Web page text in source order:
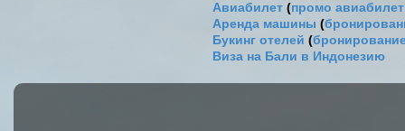
Авиабилет (промо
Аренда машины (
Букинг отелей (
Виза на Бали в Индонезию